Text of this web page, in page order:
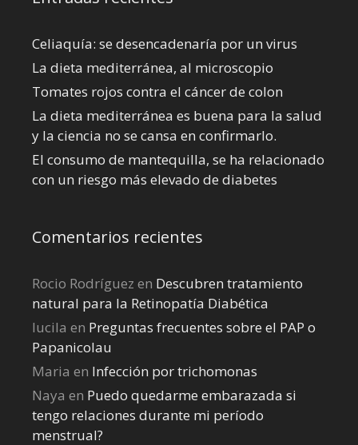
Celiaquía: se desencadenaría por un virus
La dieta mediterránea, al microscopio
Tomates rojos contra el cáncer de colon
La dieta mediterránea es buena para la salud
y la ciencia no se cansa en confirmarlo.
El consumo de mantequilla, se ha relacionado
con un riesgo más elevado de diabetes
Comentarios recientes
Rocio Rodríguez en Descubren tratamiento
natural para la Retinopatía Diabética
lucila en Preguntas frecuentes sobre el PAP o
Papanicolau
Maria en Infección por trichomonas
Naya en Puedo quedarme embarazada si
tengo relaciones durante mi perí­odo
menstrual?